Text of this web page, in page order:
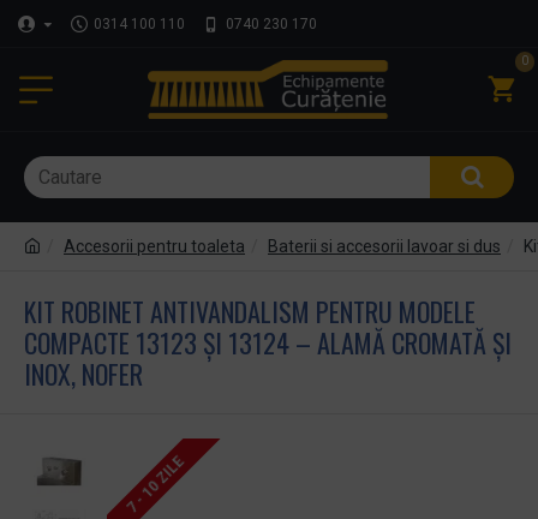
0314 100 110 0740 230 170
0
Accesorii pentru toaleta Baterii si accesorii lavoar si dus
KIT ROBINET ANTIVANDALISM PENTRU MODELE
COMPACTE 13123 ȘI 13124 – ALAMĂ CROMATĂ ȘI
INOX, NOFER
7 - 10 ZILE